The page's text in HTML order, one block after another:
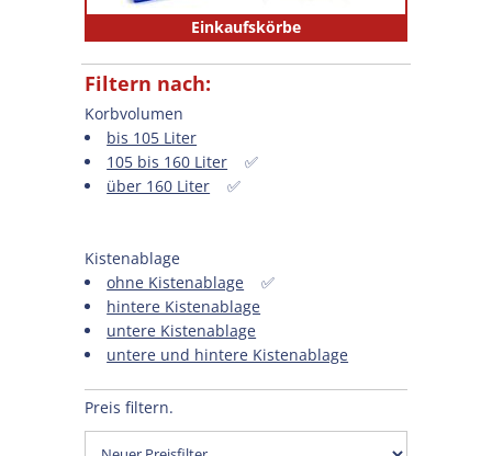
Einkaufskörbe
Filtern nach:
Korbvolumen
bis 105 Liter
105 bis 160 Liter ✅
über 160 Liter ✅
Kistenablage
ohne Kistenablage ✅
hintere Kistenablage
untere Kistenablage
untere und hintere Kistenablage
Preis filtern.